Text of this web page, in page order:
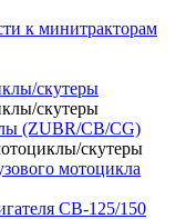
к минитракторам
скутеры
скутеры
(ZUBR/CB/CG)
скутеры
мотоцикла
CB-125/150